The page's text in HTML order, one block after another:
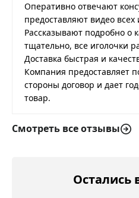
Оперативно отвечают
предоставляют видео
Рассказывают подробно о
тщательно, все иголочки
Доставка быстрая и
Компания предоставляет
стороны договор и дает
товар.
Смотреть все отзывы
Остались